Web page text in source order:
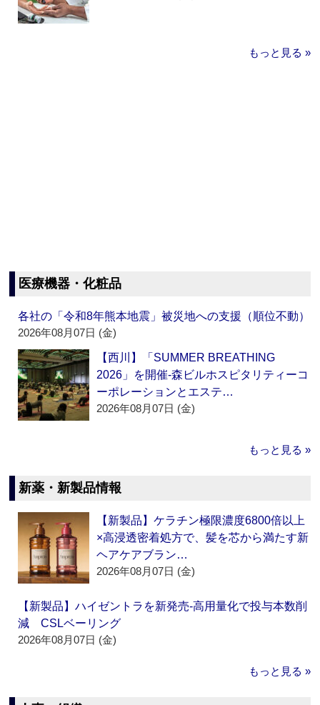
もっと見る »
医療機器・化粧品
各社の「令和8年熊本地震」被災地への支援（順位不動）
2026年08月07日 (金)
【西川】「SUMMER BREATHING
2026」を開催‐森ビルホスピタリティーコ
ーポレーションとエステ…
2026年08月07日 (金)
もっと見る »
新薬・新製品情報
【新製品】ケラチン極限濃度6800倍以上
×高浸透密着処方で、髪を芯から満たす新
ヘアケアブラン…
2026年08月07日 (金)
【新製品】ハイゼントラを新発売‐高用量化で投与本数削
減 CSLベーリング
2026年08月07日 (金)
もっと見る »